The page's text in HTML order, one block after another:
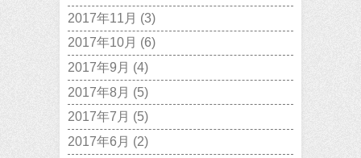
2017年11月 (3)
2017年10月 (6)
2017年9月 (4)
2017年8月 (5)
2017年7月 (5)
2017年6月 (2)